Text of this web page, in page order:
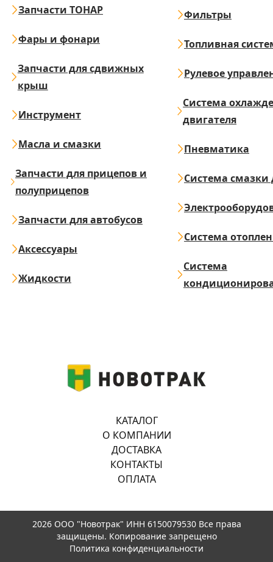
Запчасти ТОНАР
Фары и фонари
Запчасти для сдвижных
крыш
Инструмент
Масла и смазки
Запчасти для прицепов и
полуприцепов
Запчасти для автобусов
Аксессуары
Жидкости
Фильтры
Топливная
Рулевое
Система
двигателя
Пневматика
Система смазки
Система
Система
КАТАЛОГ
О КОМПАНИИ
ДОСТАВКА
КОНТАКТЫ
ОПЛАТА
2026 ООО "Новотрак" ИНН 6150079530 Все права
защищены. Копирование запрещено
Политика конфиденциальности